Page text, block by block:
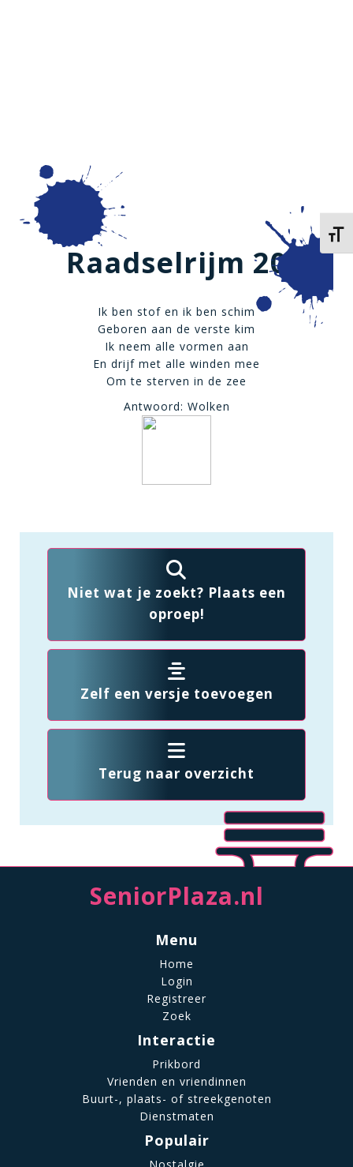
Raadselrijm 20
Ik ben stof en ik ben schim
Geboren aan de verste kim
Ik neem alle vormen aan
En drijf met alle winden mee
Om te sterven in de zee
Antwoord: Wolken
Niet wat je zoekt? Plaats een
oproep!
Zelf een versje toevoegen
Terug naar overzicht
SeniorPlaza.nl
Menu
Home
Login
Registreer
Zoek
Interactie
Prikbord
Vrienden en vriendinnen
Buurt-, plaats- of streekgenoten
Dienstmaten
Populair